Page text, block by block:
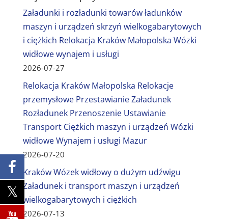
Załadunki i rozładunki towarów ładunków
maszyn i urządzeń skrzyń wielkogabarytowych
i ciężkich Relokacja Kraków Małopolska Wózki
widłowe wynajem i usługi
2026-07-27
Relokacja Kraków Małopolska Relokacje
przemysłowe Przestawianie Załadunek
Rozładunek Przenoszenie Ustawianie
Transport Ciężkich maszyn i urządzeń Wózki
widłowe Wynajem i usługi Mazur
2026-07-20
Kraków Wózek widłowy o dużym udźwigu
Załadunek i transport maszyn i urządzeń
wielkogabarytowych i ciężkich
2026-07-13